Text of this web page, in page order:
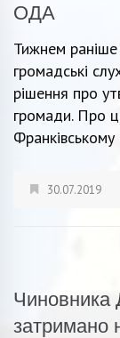
ОДА
Тижнем раніше
громадські
рішення про
громади. Про
30.07.2019
Чиновника
затримано